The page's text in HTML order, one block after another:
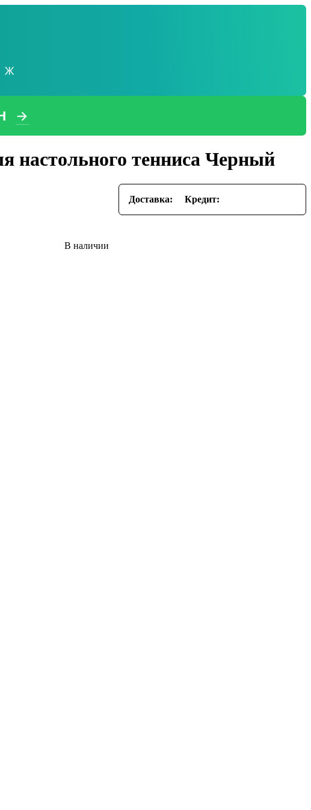
→
настольного тенниса Черный
Доставка: Кредит: